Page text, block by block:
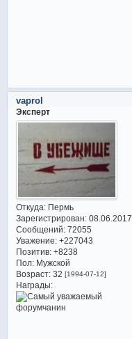
vaprol
Эксперт
Откуда:Пермь
Зарегистрирован: 08.06.2017
Сообщений:72055
Уважение: +227043
Позитив: +8238
Пол:Мужской
Возраст:32 [1994-07-12]
Награды: